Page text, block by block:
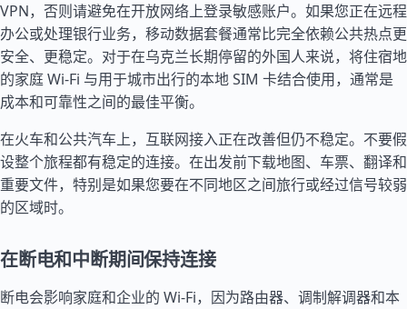
VPN，否则请避免在开放网络上登录敏感账户。如果您正在远程
办公或处理银行业务，移动数据套餐通常比完全依赖公共热点更
安全、更稳定。对于在乌克兰长期停留的外国人来说，将住宿地
的家庭 Wi-Fi 与用于城市出行的本地 SIM 卡结合使用，通常是
成本和可靠性之间的最佳平衡。
在火车和公共汽车上，互联网接入正在改善但仍不稳定。不要假
设整个旅程都有稳定的连接。在出发前下载地图、车票、翻译和
重要文件，特别是如果您要在不同地区之间旅行或经过信号较弱
的区域时。
在断电和中断期间保持连接
断电会影响家庭和企业的 Wi-Fi，因为路由器、调制解调器和本